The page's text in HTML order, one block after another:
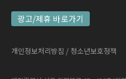
광고/제휴 바로가기
개인정보처리방침 / 청소년보호정책